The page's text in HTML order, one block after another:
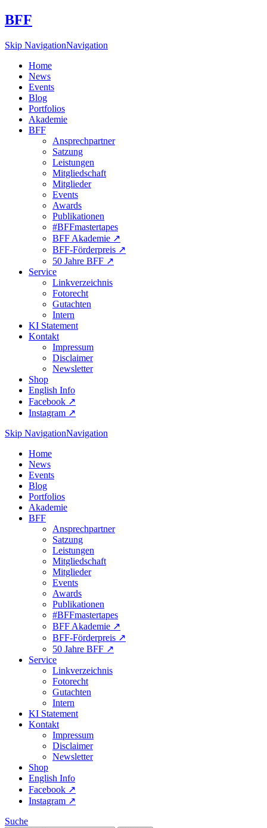
BFF
Skip NavigationNavigation
Home
News
Events
Blog
Portfolios
Akademie
BFF
Ansprechpartner
Satzung
Leistungen
Mitgliedschaft
Mitglieder
Events
Awards
Publikationen
#BFFmastertapes
BFF Akademie ↗︎
BFF-Förderpreis ↗︎
50 Jahre BFF ↗︎
Service
Linkverzeichnis
Fotorecht
Gutachten
Intern
KI Statement
Kontakt
Impressum
Disclaimer
Newsletter
Shop
English Info
Facebook ↗︎
Instagram ↗︎
Skip NavigationNavigation
Home
News
Events
Blog
Portfolios
Akademie
BFF
Ansprechpartner
Satzung
Leistungen
Mitgliedschaft
Mitglieder
Events
Awards
Publikationen
#BFFmastertapes
BFF Akademie ↗︎
BFF-Förderpreis ↗︎
50 Jahre BFF ↗︎
Service
Linkverzeichnis
Fotorecht
Gutachten
Intern
KI Statement
Kontakt
Impressum
Disclaimer
Newsletter
Shop
English Info
Facebook ↗︎
Instagram ↗︎
Suche